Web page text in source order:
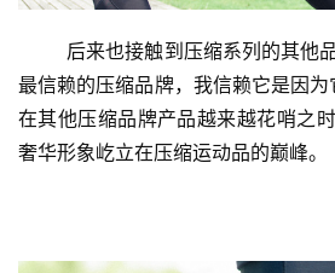
最信赖的压缩品牌，我信赖它是因为
在其他压缩品牌产品越来越花哨之
奢华形象屹立在压缩运动品的巅峰。